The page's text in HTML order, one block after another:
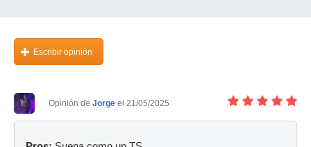
Escribir opinión
Opinión de Jorge el 21/05/2025